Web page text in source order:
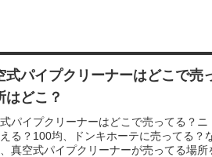
式パイプクリーナーはどこで売
はどこ？
パイプクリーナーはどこで売ってる？
る？100均、ドンキホーテに売ってる？
真空式パイプクリーナーが売ってる場所